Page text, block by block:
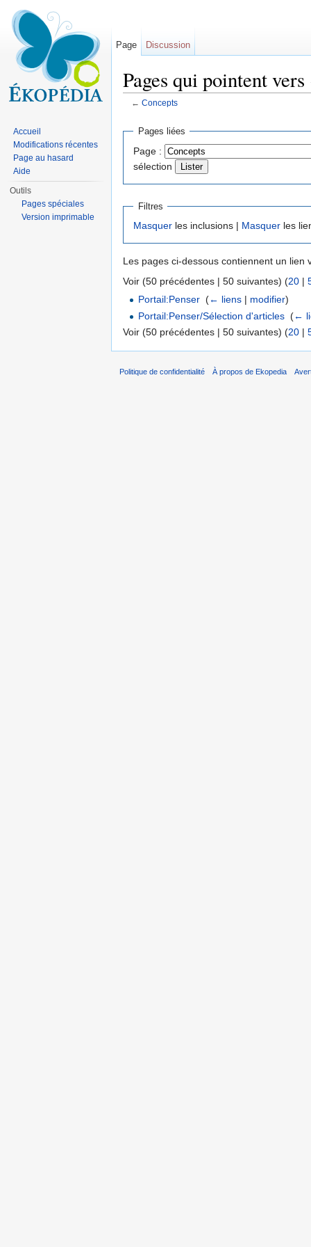
Pages qui pointent
← Concepts
Pages liées
Page :
sélection
Filtres
Masquer les inclusions | Masquer les
Les pages ci-dessous contiennent un lien
Voir (50 précédentes | 50 suivantes) (20 |
Portail:Penser (← liens | modifier)
Portail:Penser/Sélection d'articles (←
Voir (50 précédentes | 50 suivantes) (20 |
Page Discussion
Accueil
Modifications récentes
Page au hasard
Aide
Outils
Pages spéciales
Version imprimable
Politique de confidentialité À propos de Ekopedia